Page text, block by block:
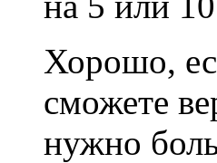
Хорошо,
сможете
нужно